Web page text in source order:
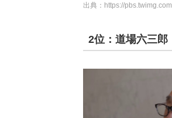
出典： https://pbs.twimg.com
2位：道場六三郎